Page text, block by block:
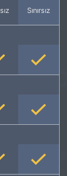
Sınırsız